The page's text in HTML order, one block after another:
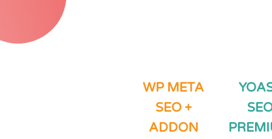
WP META
SEO +
ADDON